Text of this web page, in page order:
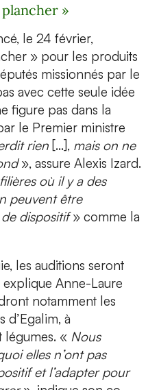
»
le 24 février,
» pour les produits
missionnés par le
avec cette seule idée
figure pas dans la
le Premier ministre
rien […], mais on ne
», assure Alexis Izard.
où il y a des
peuvent être
dispositif» comme la
les auditions seront
explique Anne-Laure
notamment les
d’Egalim, à
légumes. « Nous
elles n’ont pas
et l’adapter pour